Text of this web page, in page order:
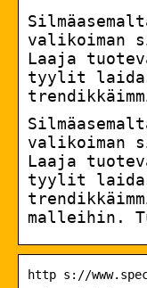
valikoiman
Laaja
tyylit
valikoiman
Laaja
tyylit
malleihin.
http s://